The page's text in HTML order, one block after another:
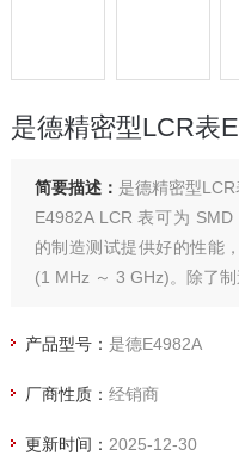
是德精密型LCR表
简要描述： 是德精密型
E4982A LCR 表可为
的制造测试提供好的性能
(1 MHz ～ 3 GHz)。除了
产品型号： 是德E4982A
厂商性质： 经销商
更新时间： 2025-12-30